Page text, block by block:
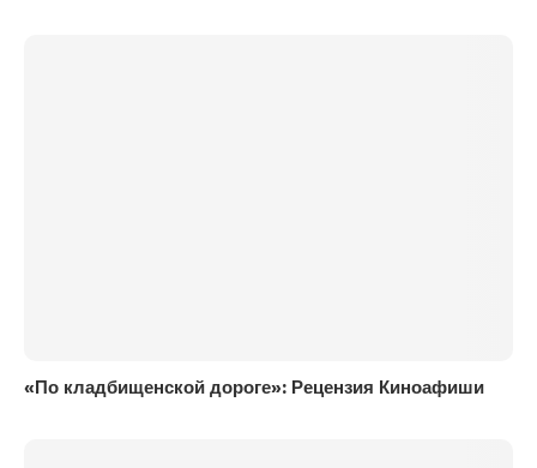
«По кладбищенской дороге»: Рецензия Киноафиши